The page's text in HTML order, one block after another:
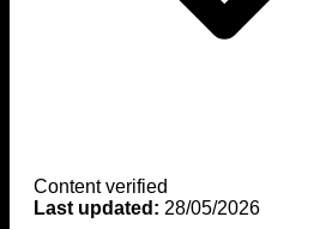
Content verified
Last updated: 28/05/2026